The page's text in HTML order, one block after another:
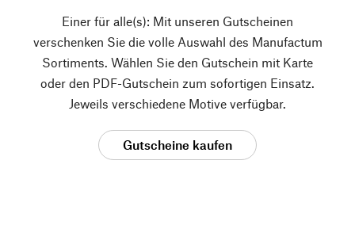
Einer für alle(s): Mit unseren Gutscheinen
verschenken Sie die volle Auswahl des Manufactum
Sortiments. Wählen Sie den Gutschein mit Karte
oder den PDF-Gutschein zum sofortigen Einsatz.
Jeweils verschiedene Motive verfügbar.
Gutscheine kaufen